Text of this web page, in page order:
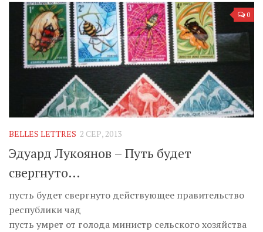
0
BELLES LETTRES 2 СЕР, 2013
Эдуард Лукоянов – Путь будет
свергнуто…
пусть будет свергнуто действующее правительство
республики чад
пусть умрет от голода министр сельского хозяйства